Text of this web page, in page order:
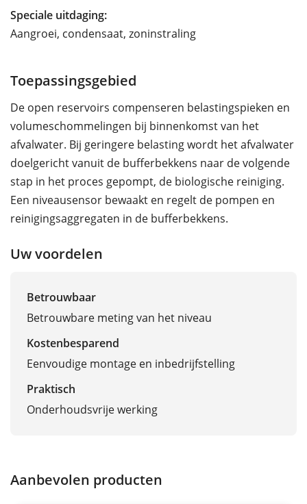
Speciale uitdaging:
Aangroei, condensaat, zoninstraling
Toepassingsgebied
De open reservoirs compenseren belastingspieken en
volumeschommelingen bij binnenkomst van het
afvalwater. Bij geringere belasting wordt het afvalwater
doelgericht vanuit de bufferbekkens naar de volgende
stap in het proces gepompt, de biologische reiniging.
Een niveausensor bewaakt en regelt de pompen en
reinigingsaggregaten in de bufferbekkens.
Uw voordelen
Betrouwbaar
Betrouwbare meting van het niveau
Kostenbesparend
Eenvoudige montage en inbedrijfstelling
Praktisch
Onderhoudsvrije werking
Aanbevolen producten